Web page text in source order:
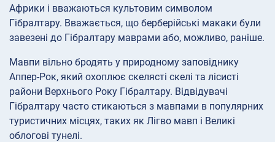
Африки і вважаються культовим символом
Гібралтару. Вважається, що берберійські макаки були
завезені до Гібралтару маврами або, можливо, раніше.
Мавпи вільно бродять у природному заповіднику
Аппер-Рок, який охоплює скелясті скелі та лісисті
райони Верхнього Року Гібралтару. Відвідувачі
Гібралтару часто стикаються з мавпами в популярних
туристичних місцях, таких як Лігво мавп і Великі
облогові тунелі.